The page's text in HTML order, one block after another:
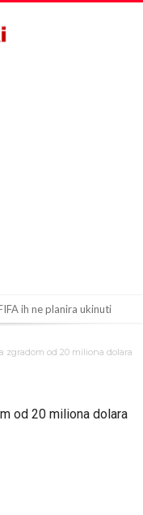
ih ne planira ukinuti
detalji i novčana isplata iz
Ovo su tri nova
Serie A?
zgradom od 20 miliona dolara
od 20 miliona dolara